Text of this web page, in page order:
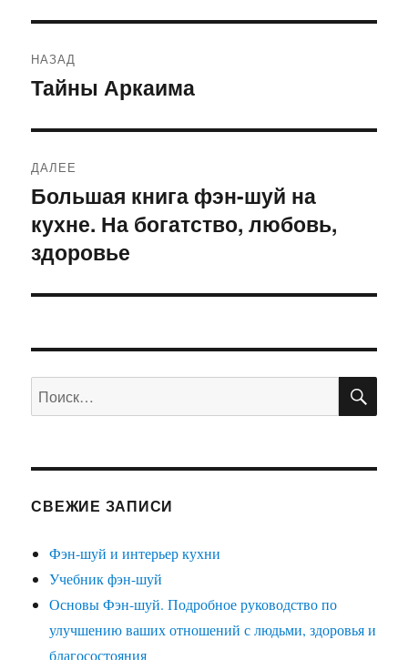
по
НАЗАД
Предыдущая
Тайны Аркаима
ДАЛЕЕ
Следующая
запись:
Большая книга фэн-шуй на
кухне. На богатство, любовь,
здоровье
Искать:
СВЕЖИЕ ЗАПИСИ
Фэн-шуй и интерьер кухни
Учебник фэн-шуй
Основы Фэн-шуй. Подробное руководство по
улучшению ваших отношений с людьми, здоровья и
благосостояния